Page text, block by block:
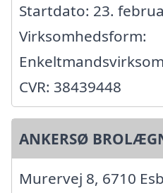
Startdato: 23.
Virksomhedsform:
CVR: 38439448
ANKERSØ
Murervej 8, 6710